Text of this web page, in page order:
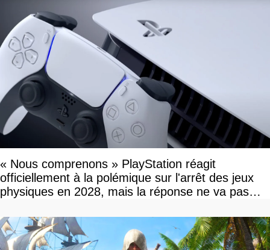
« Nous comprenons » PlayStation réagit
officiellement à la polémique sur l'arrêt des jeux
physiques en 2028, mais la réponse ne va pas